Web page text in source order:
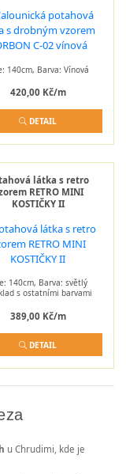
140cm, Barva: Vínová
420,00 Kč/m
DETAIL
látka s retro
RETRO MINI
KOSTIČKY II
140cm, Barva: světlý
s ostatními barvami
389,00 Kč/m
DETAIL
u Chrudimi, kde je